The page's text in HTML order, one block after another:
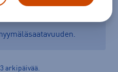
Myymälät: Saatavilla
arkipäivää.